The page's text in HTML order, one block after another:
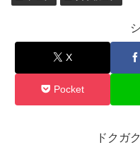
X
Pocket
ドクガ